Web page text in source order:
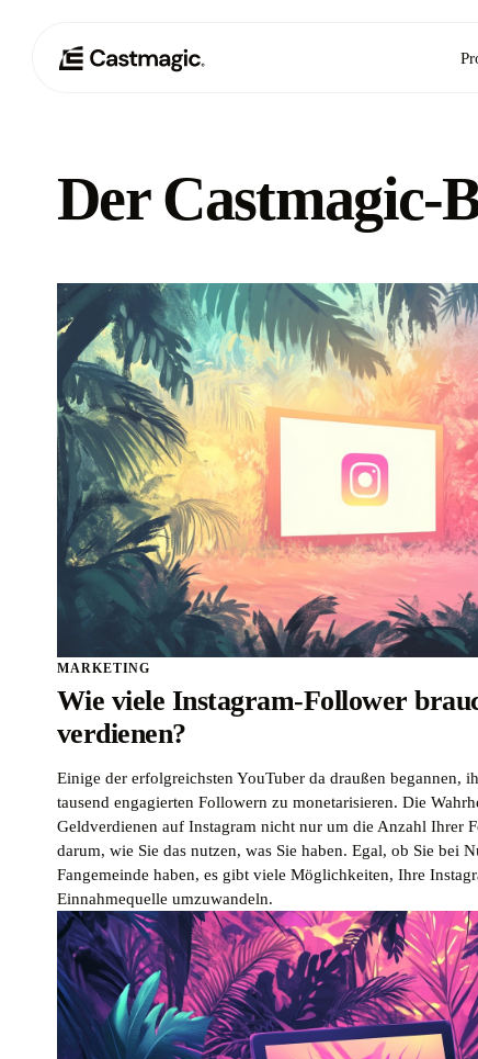
Der Castmagic-
MARKETING
Wie viele Instagram-Follower
verdienen?
Einige der erfolgreichsten YouTuber da draußen begannen,
tausend engagierten Followern zu monetarisieren. Die
Geldverdienen auf Instagram nicht nur um die Anzahl Ihrer
darum, wie Sie das nutzen, was Sie haben. Egal, ob Sie bei
Fangemeinde haben, es gibt viele Möglichkeiten, Ihre
Einnahmequelle umzuwandeln.